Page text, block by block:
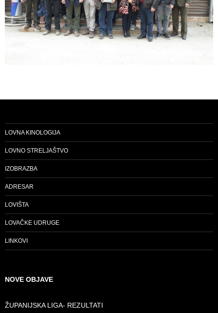
LOVNA KINOLOGIJA
LOVNO STRELJAŠTVO
IZOBRAZBA
ADRESAR
LOVIŠTA
LOVAČKE UDRUGE
LINKOVI
NOVE OBJAVE
ŽUPANIJSKA LIGA- REZULTATI